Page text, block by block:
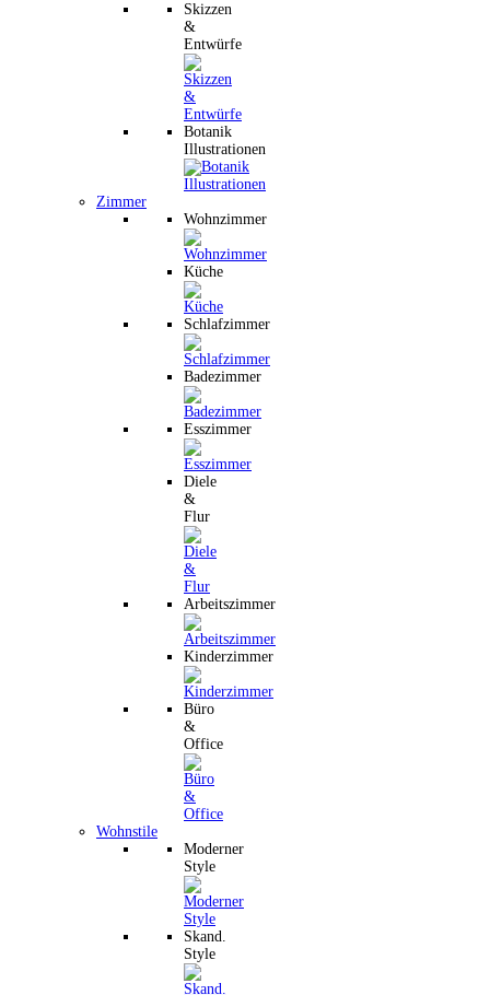
Skizzen
&
Entwürfe
Botanik
Illustrationen
Zimmer
Wohnzimmer
Küche
Schlafzimmer
Badezimmer
Esszimmer
Diele
&
Flur
Arbeitszimmer
Kinderzimmer
Büro
&
Office
Wohnstile
Moderner
Style
Skand.
Style